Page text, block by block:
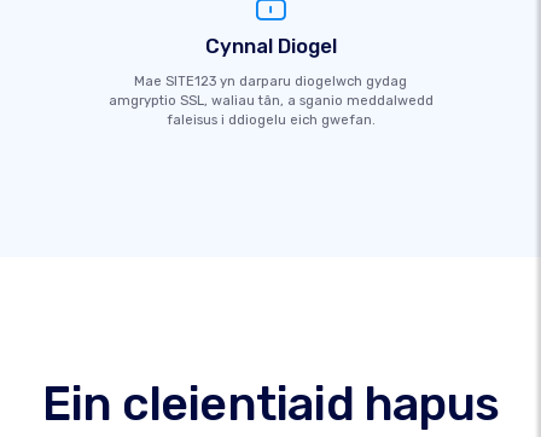
Cynnal Diogel
Mae SITE123 yn darparu diogelwch gydag
amgryptio SSL, waliau tân, a sganio meddalwedd
faleisus i ddiogelu eich gwefan.
Ein cleientiaid hapus